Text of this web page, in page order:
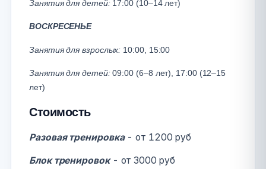
Занятия для детей: 17:00 (10–14 лет)
ВОСКРЕСЕНЬЕ
Занятия для взрослых: 10:00, 15:00
Занятия для детей:09:00 (6–8 лет), 17:00 (12–15
лет)
Стоимость
Разовая тренировка- от 1200 руб
Блок тренировок- от 3000 руб